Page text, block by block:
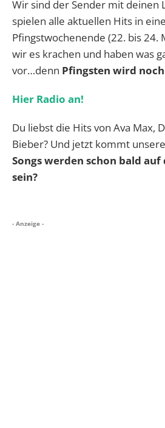
Wir sind der Sender mit deinen
spielen alle aktuellen Hits in
Pfingstwochenende (22. bis 24.
wir es krachen und haben was
vor…denn Pfingsten wird
Hier Radio an!
Du liebst die Hits von Ava Max,
Bieber? Und jetzt kommt
Songs werden schon bald
sein?
- Anzeige -